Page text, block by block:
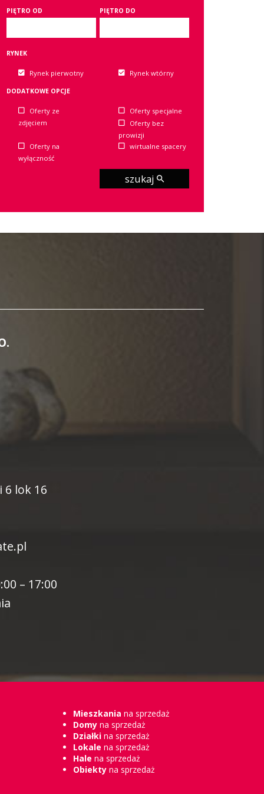
PIĘTRO OD PIĘTRO DO
RYNEK
Rynek pierwotny Rynek wtórny
DODATKOWE OPCJE
Oferty ze
zdjęciem
Oferty specjalne
Oferty bez
prowizji
Oferty na
wyłączność
wirtualne spacery
szukaj
6 lok 16
– 17:00
Mieszkania na sprzedaż
Domyna sprzedaż
Działkina sprzedaż
Lokale na sprzedaż
Hale na sprzedaż
Obiektyna sprzedaż